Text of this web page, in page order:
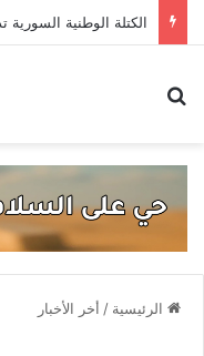
الرئيسية / أخر الأخبار